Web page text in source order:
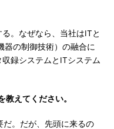
。なぜなら、当社はITと
の制御技術）の融合に
録システムとITシステム
えてください。
。だが、先頭に来るの